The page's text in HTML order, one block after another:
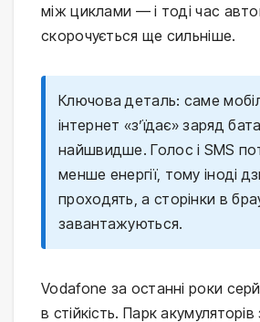
між циклами — і тоді час
скорочується ще сильніше.
Ключова деталь: саме
інтернет «з’їдає» заряд
найшвидше. Голос і SMS
менше енергії, тому іноді
проходять, а сторінки в
завантажуються.
Vodafone за останні роки
в стійкість. Парк акумуляторів